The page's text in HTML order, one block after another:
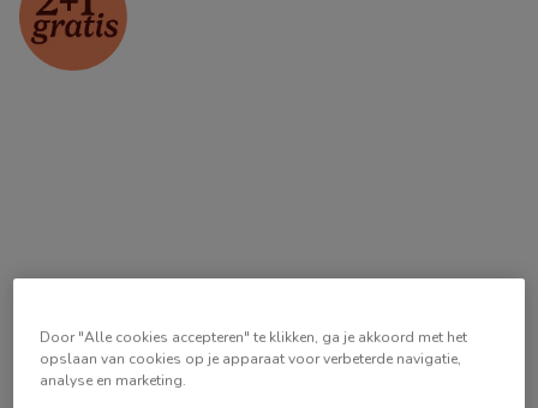
Door "Alle cookies accepteren" te klikken, ga je akkoord met het
opslaan van cookies op je apparaat voor verbeterde navigatie,
analyse en marketing.